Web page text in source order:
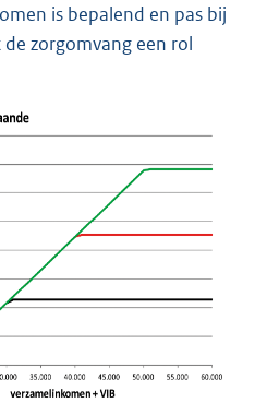
is bepalend en pas bij
zorgomvang een rol